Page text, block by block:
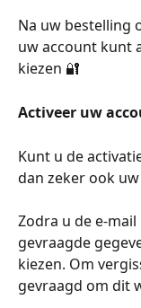
Na uw bestelling
uw account kunt
kiezen 🔐
Activeer uw
Kunt u de
dan zeker ook
Zodra u de e-
gevraagde
kiezen. Om
gevraagd om dit